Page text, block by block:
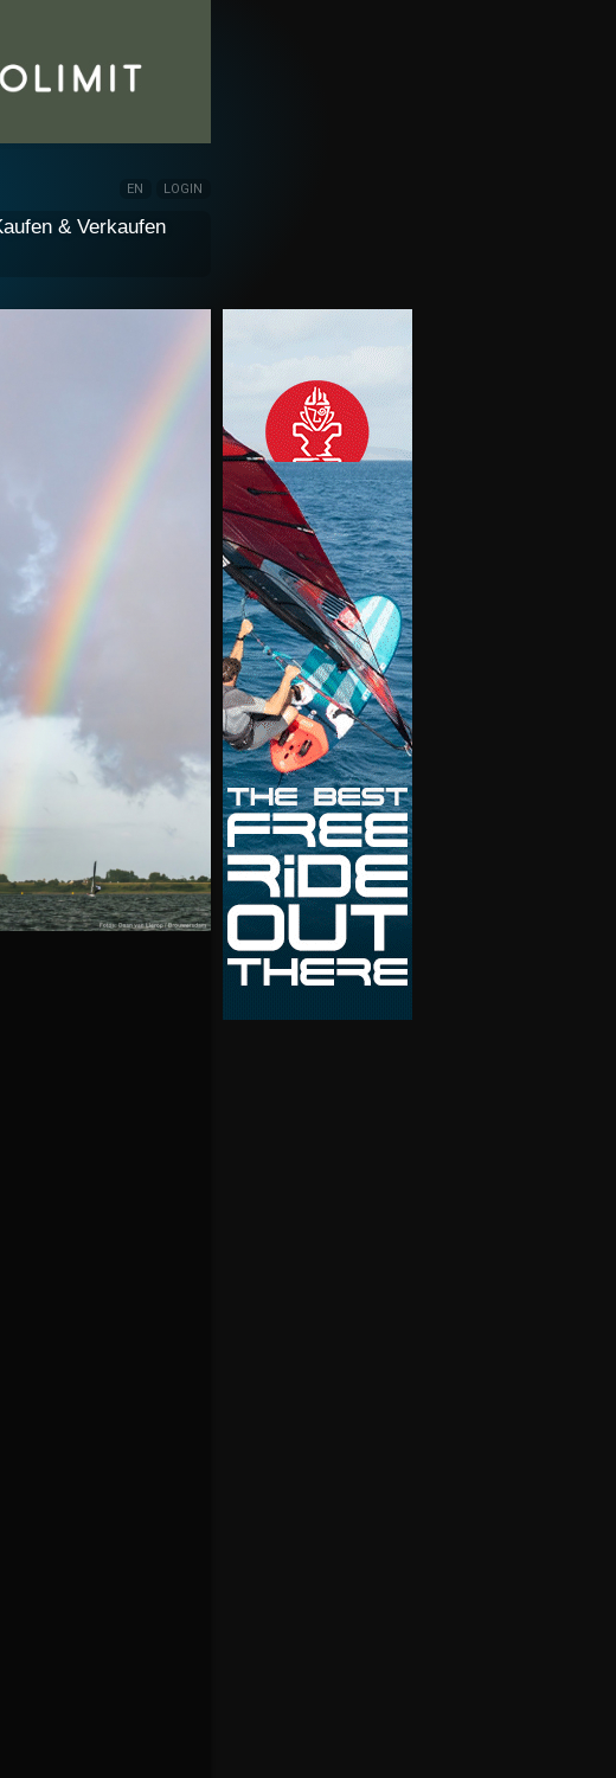
EN LOGIN
& Verkaufen